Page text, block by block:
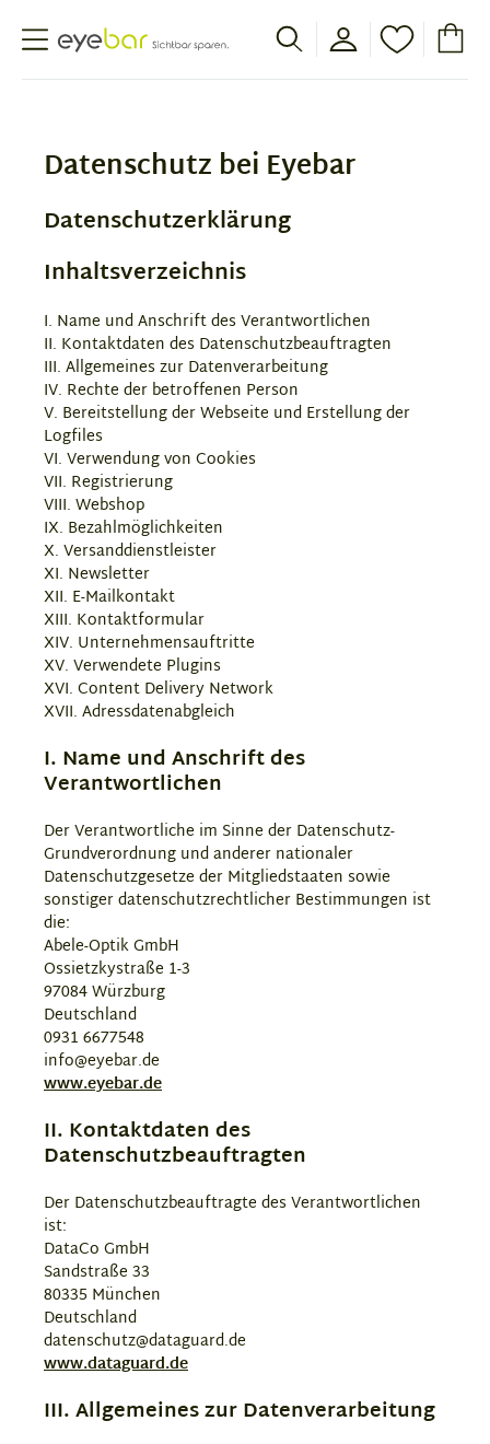
Abele Optic
Datenschutz bei Eyebar
Datenschutzerklärung
Inhaltsverzeichnis
I. Name und Anschrift des Verantwortlichen
II. Kontaktdaten des Datenschutzbeauftragten
III. Allgemeines zur Datenverarbeitung
IV. Rechte der betroffenen Person
V. Bereitstellung der Webseite und Erstellung der
Logfiles
VI. Verwendung von Cookies
VII. Registrierung
VIII. Webshop
IX. Bezahlmöglichkeiten
X. Versanddienstleister
XI. Newsletter
XII. E-Mailkontakt
XIII. Kontaktformular
XIV. Unternehmensauftritte
XV. Verwendete Plugins
XVI. Content Delivery Network
XVII. Adressdatenabgleich
I. Name und Anschrift des
Verantwortlichen
Der Verantwortliche im Sinne der Datenschutz-
Grundverordnung und anderer nationaler
Datenschutzgesetze der Mitgliedstaaten sowie
sonstiger datenschutzrechtlicher Bestimmungen ist
die:
Abele-Optik GmbH
Ossietzkystraße 1-3
97084 Würzburg
Deutschland
0931 6677548
info@eyebar.de
www.eyebar.de
II. Kontaktdaten des
Datenschutzbeauftragten
Der Datenschutzbeauftragte des Verantwortlichen
ist:
DataCo GmbH
Sandstraße 33
80335 München
Deutschland
datenschutz@dataguard.de
www.dataguard.de
III. Allgemeines zur Datenverarbeitung